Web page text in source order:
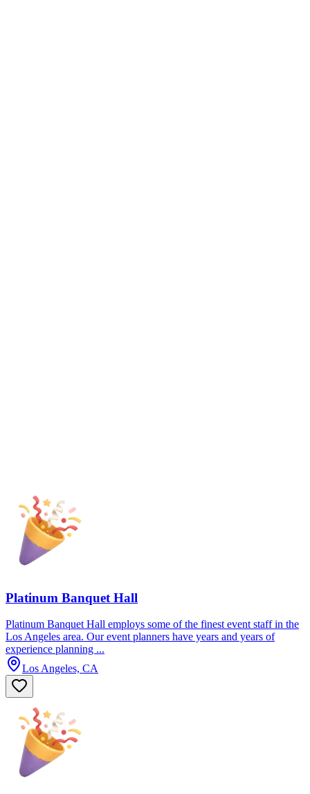
Platinum Banquet Hall
Platinum Banquet Hall employs some of the finest event staff in the
Los Angeles area. Our event planners have years and years of
experience planning ...
Los Angeles, CA